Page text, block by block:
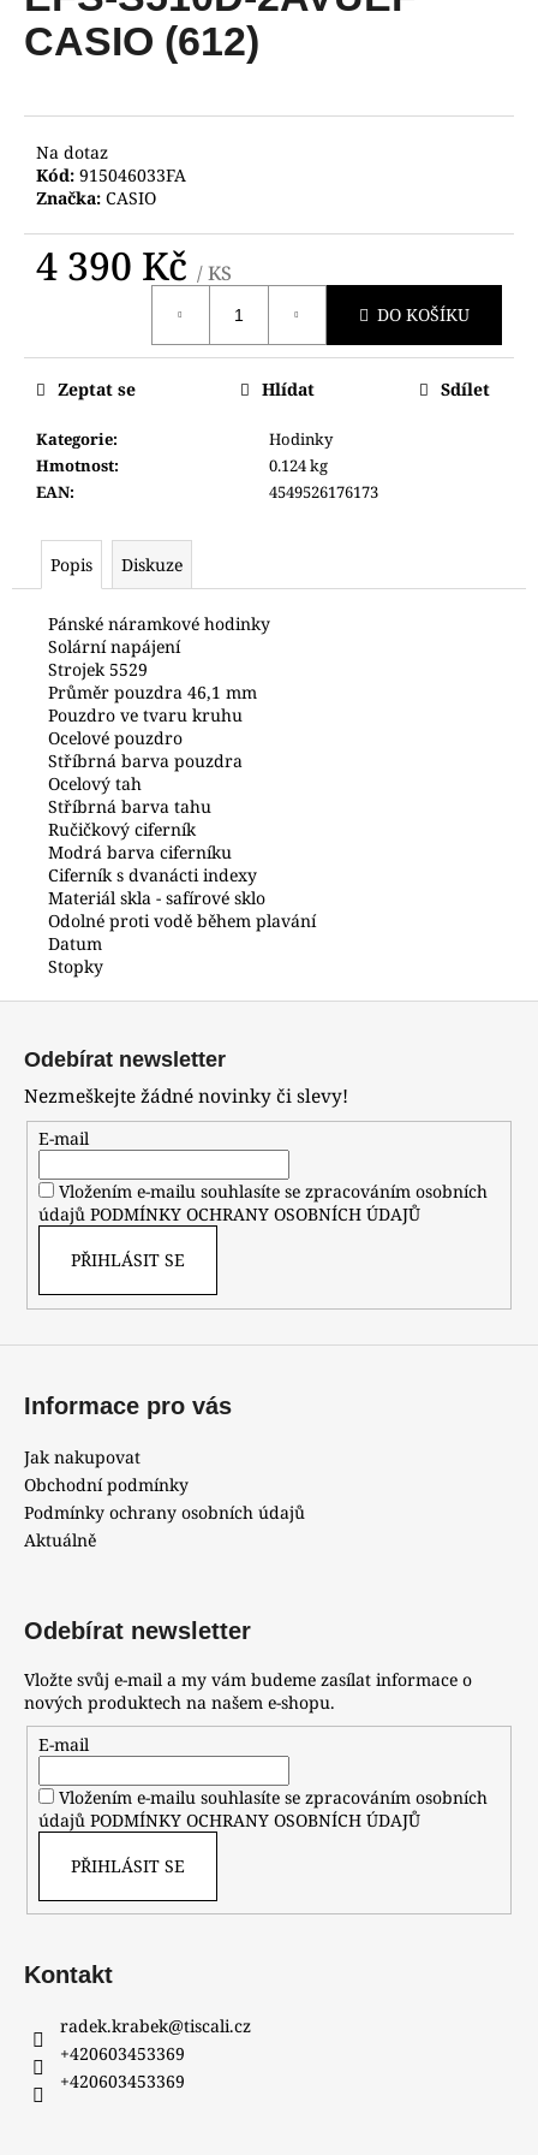
0,0
z
CASIO (612)
Na dotaz
Kód: 915046033FA
Značka: CASIO
4 390 Kč / KS
DO KOŠÍKU
Kategorie:
Hodinky
Hmotnost:
0.124 kg
EAN: 4549526176173
Zeptat se Hlídat Sdílet
Popis Diskuze
Pánské náramkové hodinky
Solární napájení
Strojek 5529
Průměr pouzdra 46,1 mm
Pouzdro ve tvaru kruhu
Ocelové pouzdro
Stříbrná barva pouzdra
Ocelový tah
Stříbrná barva tahu
Ručičkový ciferník
Modrá barva ciferníku
Ciferník s dvanácti indexy
Materiál skla - safírové sklo
Odolné proti vodě během plavání
Datum
Stopky
a
j
t
?
HLEDAT
D
p
o
j
HODINKY
ORIENT
LUG1C001BH
500
Kč
Odebírat newsletter
Nezmeškejte žádné novinky či slevy!
E-mail
Vložením e-mailu souhlasíte se zpracováním osobních
údajů PODMÍNKY OCHRANY OSOBNÍCH ÚDAJŮ
PŘIHLÁSIT SE
Informace pro vás
Jak nakupovat
Obchodní podmínky
Podmínky ochrany osobních údajů
Aktuálně
Odebírat newsletter
Vložte svůj e-mail a my vám budeme zasílat informace o
nových produktech na našem e-shopu.
E-mail
Vložením e-mailu souhlasíte se zpracováním osobních
údajů PODMÍNKY OCHRANY OSOBNÍCH ÚDAJŮ
PŘIHLÁSIT SE
Kontakt
radek.krabek@tiscali.cz
+420603453369
+420603453369